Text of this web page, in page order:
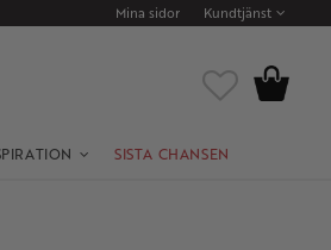
Mina sidor Kundtjänst
SISTA CHANSEN
Favoriter
Kundvagn